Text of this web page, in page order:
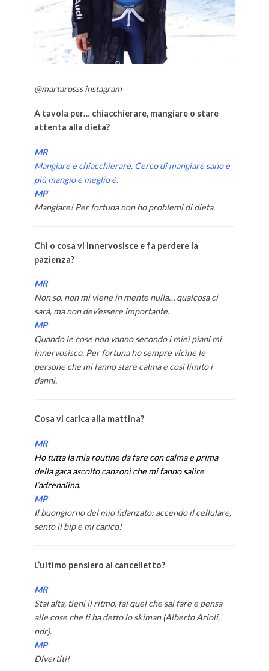
@martarosss instagram
A tavola per… chiacchierare, mangiare o stare
attenta alla dieta?
MR
Mangiare e chiacchierare. Cerco di mangiare sano e
più mangio e meglio è.
MP
Mangiare! Per fortuna non ho problemi di dieta.
Chi o cosa vi innervosisce e fa perdere la
pazienza?
MR
Non so, non mi viene in mente nulla… qualcosa ci
sarà, ma non dev’essere importante.
MP
Quando le cose non vanno secondo i miei piani mi
innervosisco. Per fortuna ho sempre vicine le
persone che mi fanno stare calma e così limito i
danni.
Cosa vi carica alla mattina?
MR
Ho tutta la mia routine da fare con calma e prima
della gara ascolto canzoni che mi fanno salire
l’adrenalina.
MP
Il buongiorno del mio fidanzato: accendo il cellulare,
sento il bip e mi carico!
L’ultimo pensiero al cancelletto?
MR
Stai alta, tieni il ritmo, fai quel che sai fare e pensa
alle cose che ti ha detto lo skiman (Alberto Arioli,
ndr).
MP
Divertiti!